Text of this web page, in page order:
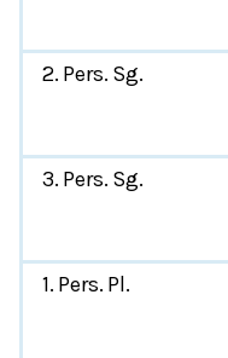
2. Pers. Sg.
3. Pers. Sg.
1. Pers. Pl.